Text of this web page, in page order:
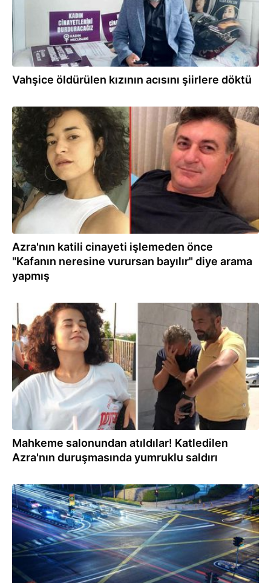
Vahşice öldürülen kızının acısını şiirlere döktü
21.03.2022
Azra'nın katili cinayeti işlemeden önce
"Kafanın neresine vurursan bayılır" diye arama
yapmış
31.01.2022
Mahkeme salonundan atıldılar! Katledilen
Azra'nın duruşmasında yumruklu saldırı
13.12.2021